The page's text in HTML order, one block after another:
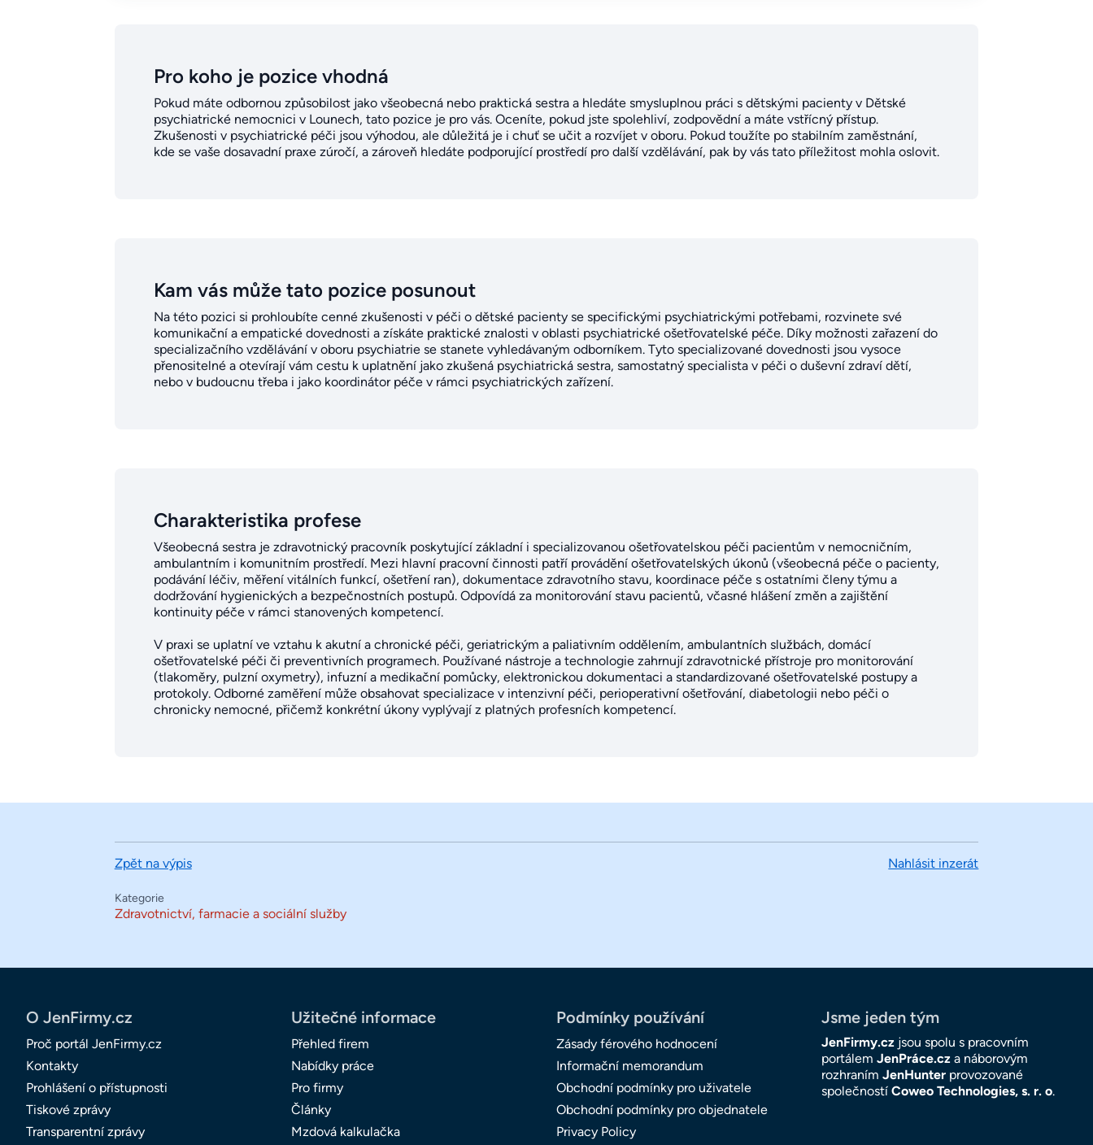
Pro koho je pozice vhodná
Pokud máte odbornou způsobilost jako všeobecná nebo praktická sestra a hledáte smysluplnou práci s dětskými pacienty v Dětské
psychiatrické nemocnici v Lounech, tato pozice je pro vás. Oceníte, pokud jste spolehliví, zodpovědní a máte vstřícný přístup.
Zkušenosti v psychiatrické péči jsou výhodou, ale důležitá je i chuť se učit a rozvíjet v oboru. Pokud toužíte po stabilním zaměstnání,
kde se vaše dosavadní praxe zúročí, a zároveň hledáte podporující prostředí pro další vzdělávání, pak by vás tato příležitost mohla oslovit.
Kam vás může tato pozice posunout
Na této pozici si prohloubíte cenné zkušenosti v péči o dětské pacienty se specifickými psychiatrickými potřebami, rozvinete své
komunikační a empatické dovednosti a získáte praktické znalosti v oblasti psychiatrické ošetřovatelské péče. Díky možnosti zařazení do
specializačního vzdělávání v oboru psychiatrie se stanete vyhledávaným odborníkem. Tyto specializované dovednosti jsou vysoce
přenositelné a otevírají vám cestu k uplatnění jako zkušená psychiatrická sestra, samostatný specialista v péči o duševní zdraví dětí,
nebo v budoucnu třeba i jako koordinátor péče v rámci psychiatrických zařízení.
Charakteristika profese
Všeobecná sestra je zdravotnický pracovník poskytující základní i specializovanou ošetřovatelskou péči pacientům v nemocničním,
ambulantním i komunitním prostředí. Mezi hlavní pracovní činnosti patří provádění ošetřovatelských úkonů (všeobecná péče o pacienty,
podávání léčiv, měření vitálních funkcí, ošetření ran), dokumentace zdravotního stavu, koordinace péče s ostatními členy týmu a
dodržování hygienických a bezpečnostních postupů. Odpovídá za monitorování stavu pacientů, včasné hlášení změn a zajištění
kontinuity péče v rámci stanovených kompetencí.
V praxi se uplatní ve vztahu k akutní a chronické péči, geriatrickým a paliativním oddělením, ambulantních službách, domácí
ošetřovatelské péči či preventivních programech. Používané nástroje a technologie zahrnují zdravotnické přístroje pro monitorování
(tlakoměry, pulzní oxymetry), infuzní a medikační pomůcky, elektronickou dokumentaci a standardizované ošetřovatelské postupy a
protokoly. Odborné zaměření může obsahovat specializace v intenzivní péči, perioperativní ošetřování, diabetologii nebo péči o
chronicky nemocné, přičemž konkrétní úkony vyplývají z platných profesních kompetencí.
Zpět na výpis Nahlásit inzerát
Kategorie
Zdravotnictví, farmacie a sociální služby
O JenFirmy.cz
Proč portál JenFirmy.cz
Kontakty
Prohlášení o přístupnosti
Tiskové zprávy
Transparentní zprávy
Užitečné informace
Přehled firem
Nabídky práce
Pro firmy
Články
Mzdová kalkulačka
Podmínky používání
Zásady férového hodnocení
Informační memorandum
Obchodní podmínky pro uživatele
Obchodní podmínky pro objednatele
Privacy Policy
Jsme jeden tým
JenFirmy.cz jsou spolu s pracovním
portálem JenPráce.cz a náborovým
rozhraním JenHunter provozované
společností Coweo Technologies, s. r. o.